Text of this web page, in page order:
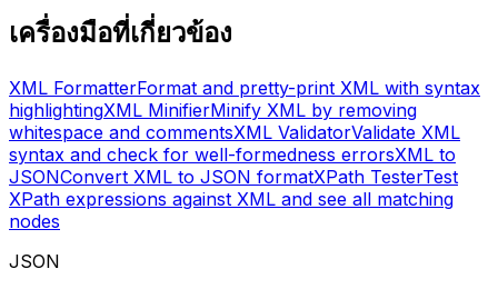
เครื่องมือที่เกี่ยวข้อง
XML FormatterFormat and pretty-print XML with syntax
highlightingXML MinifierMinify XML by removing
whitespace and commentsXML ValidatorValidate XML
syntax and check for well-formedness errorsXML to
JSONConvert XML to JSON formatXPath TesterTest
XPath expressions against XML and see all matching
nodes
JSON